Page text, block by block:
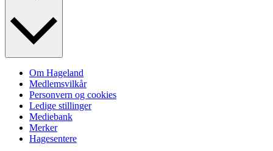
Om Hageland
Medlemsvilkår
Personvern og cookies
Ledige stillinger
Mediebank
Merker
Hagesentere